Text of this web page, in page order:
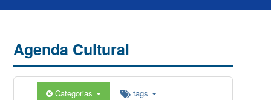
Agenda Cultural
Categorias tags